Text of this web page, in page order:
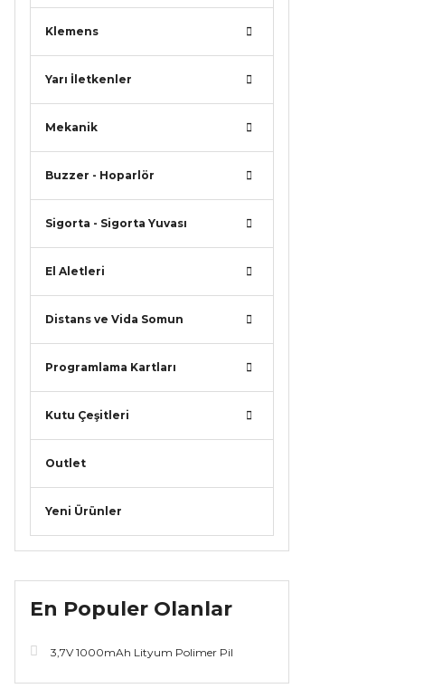
Klemens
Yarı İletkenler
Mekanik
Buzzer - Hoparlör
Sigorta - Sigorta Yuvası
El Aletleri
Distans ve Vida Somun
Programlama Kartları
Kutu Çeşitleri
Outlet
Yeni Ürünler
En Populer Olanlar
3,7V 1000mAh Lityum Polimer Pil